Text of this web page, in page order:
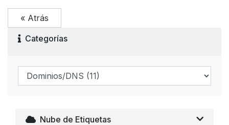
« Atrás
Categorías
Nube de Etiquetas